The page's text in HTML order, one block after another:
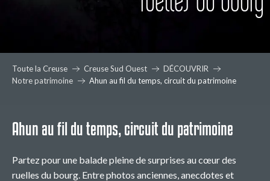
Toute la Creuse Creuse Sud Ouest
DÉCOUVRIR
Notre patrimoine
Ahun au fil du temps, circuit du patrimoine
Ahun au fil du temps, circuit du patrimoine
Partez pour une balade pleine de surprises au cœur des
ruelles du bourg. Entre photos anciennes, anecdotes et